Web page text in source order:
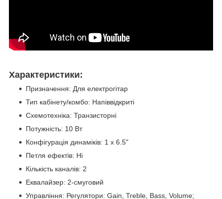
Характеристики:
Призначення: Для електрогітар
Тип кабінету/комбо: Напіввідкриті
Схемотехніка: Транзисторні
Потужність: 10 Вт
Конфігурація динаміків: 1 x 6.5"
Петля ефектів: Ні
Кількість каналів: 2
Еквалайзер: 2-смуговий
Управління: Регулятори: Gain, Treble, Bass, Volume;